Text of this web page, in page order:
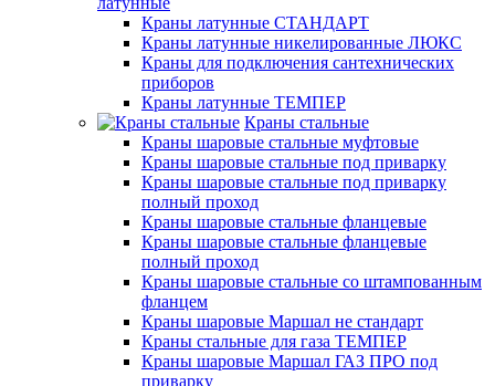
Краны латунные СТАНДАРТ
Краны латунные никелированные ЛЮКС
Краны для подключения сантехнических
приборов
Краны латунные ТЕМПЕР
Краны стальные
Краны шаровые стальные муфтовые
Краны шаровые стальные под приварку
Краны шаровые стальные под приварку
полный проход
Краны шаровые стальные фланцевые
Краны шаровые стальные фланцевые
полный проход
Краны шаровые стальные со штампованным
фланцем
Краны шаровые Маршал не стандарт
Краны стальные для газа ТЕМПЕР
Краны шаровые Маршал ГАЗ ПРО под
приварку